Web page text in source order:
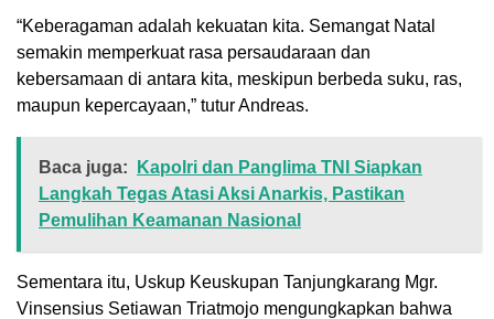
“Keberagaman adalah kekuatan kita. Semangat Natal
semakin memperkuat rasa persaudaraan dan
kebersamaan di antara kita, meskipun berbeda suku, ras,
maupun kepercayaan,” tutur Andreas.
Baca juga:
Kapolri dan Panglima TNI Siapkan
Langkah Tegas Atasi Aksi Anarkis, Pastikan
Pemulihan Keamanan Nasional
Sementara itu, Uskup Keuskupan Tanjungkarang Mgr.
Vinsensius Setiawan Triatmojo mengungkapkan bahwa